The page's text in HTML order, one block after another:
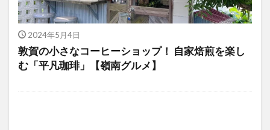
2024年5月4日
敦賀の小さなコーヒーショップ！ 自家焙煎を楽し
む「平凡珈琲」【嶺南グルメ】